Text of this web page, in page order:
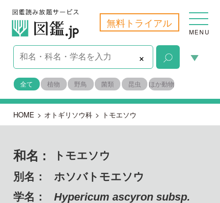
無料トライアル
MENU
×
全て 植物 野鳥 菌類 昆虫 ほか動物
別名：
学名：
ascyron var. ascyron
備考： 自生